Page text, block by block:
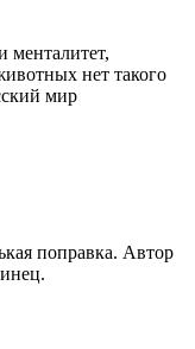
менталитет,
нет такого
мир
поправка. Автор